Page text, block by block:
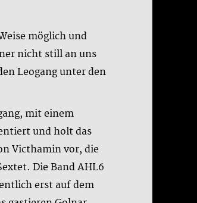
möglich und
nicht still an uns
Leogang unter den
mit einem
und holt das
Victhamin vor, die
Die Band AHL6
erst auf dem